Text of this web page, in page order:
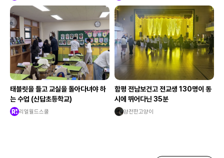
태블릿을 들고 교실을 돌아다녀야 하
는 수업 (신답초등학교)
리얼월드스쿨
함평 전남보건고 전교생 130명이 동
시에 뛰어다닌 35분
얌전한고양이